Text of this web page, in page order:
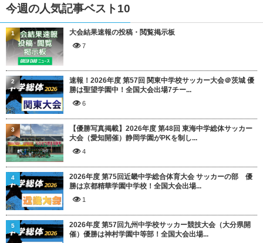
今週の人気記事ベスト10
大会結果速報の投稿・閲覧掲示板
7
1
速報！2026年度 第57回 関東中学校サッカー大会＠茨城 優
勝は聖望学園中！全国大会出場7チー...
6
2
【優勝写真掲載】2026年度 第48回 東海中学総体サッカー
大会（愛知開催）静岡学園がPKを制し...
4
3
2026年度 第75回近畿中学総合体育大会 サッカーの部 優
勝は京都精華学園中学校！全国大会出場...
1
4
2026年度 第57回九州中学校サッカー競技大会（大分県開
催）優勝は神村学園中等部！全国大会出場...
5